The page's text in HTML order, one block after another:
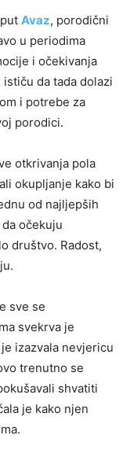
Avaz, porodični
u periodima
i očekivanja
da tada dolazi
i potrebe za
porodici.
otkrivanja pola
okupljanje kako bi
od najljepših
očekuju
društvo. Radost,
sve se
svekrva je
izazvala nevjericu
trenutno se
shvatiti
je kako njen